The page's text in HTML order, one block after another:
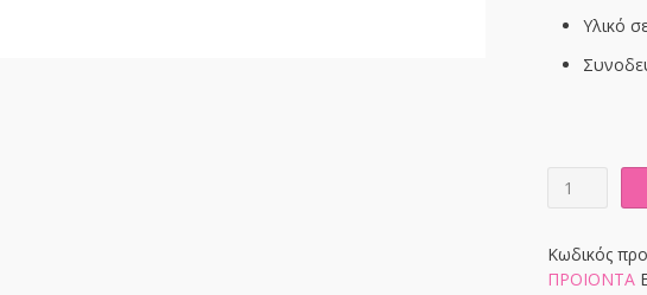
Υλικό
NK22730-
Κωδικός
ΠΡΟΙΟΝΤΑ